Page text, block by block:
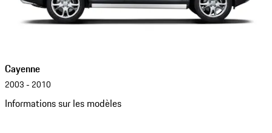
Cayenne
2003 - 2010
Informations sur les modèles